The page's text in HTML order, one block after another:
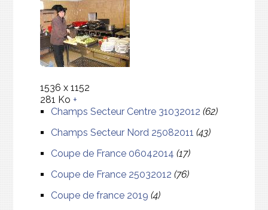
1536 x 1152
281 Ko +
Champs Secteur Centre 31032012 (62)
Champs Secteur Nord 25082011 (43)
Coupe de France 06042014 (17)
Coupe de France 25032012 (76)
Coupe de france 2019 (4)